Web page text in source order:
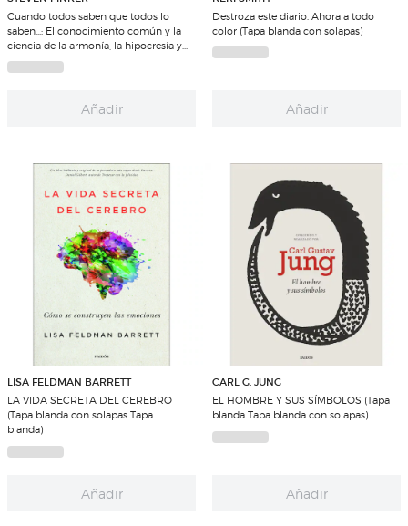
Cuando todos saben que todos lo
saben...: El conocimiento común y la
ciencia de la armonía, la hipocresía y
la indignación (Tapa blanda con
solapas)
Añadir
Destroza este diario. Ahora a todo
color (Tapa blanda con solapas)
Añadir
LISA FELDMAN BARRETT
LA VIDA SECRETA DEL CEREBRO
(Tapa blanda con solapas Tapa
blanda)
Añadir
CARL G. JUNG
EL HOMBRE Y SUS SÍMBOLOS (Tapa
blanda Tapa blanda con solapas)
Añadir